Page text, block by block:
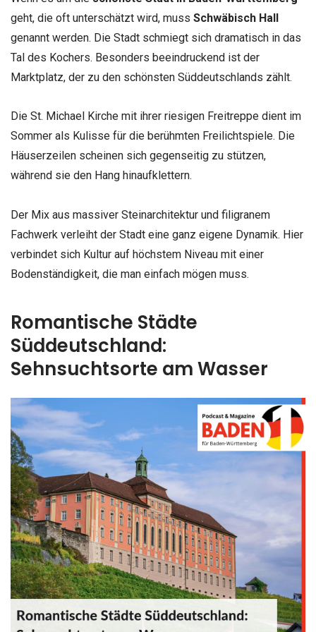
geht, die oft unterschätzt wird, muss Schwäbisch Hall
genannt werden. Die Stadt schmiegt sich dramatisch in das
Tal des Kochers. Besonders beeindruckend ist der
Marktplatz, der zu den schönsten Süddeutschlands zählt.
Die St. Michael Kirche mit ihrer riesigen Freitreppe dient im
Sommer als Kulisse für die berühmten Freilichtspiele. Die
Häuserzeilen scheinen sich gegenseitig zu stützen,
während sie den Hang hinaufklettern.
Der Mix aus massiver Steinarchitektur und filigranem
Fachwerk verleiht der Stadt eine ganz eigene Dynamik. Hier
verbindet sich Kultur auf höchstem Niveau mit einer
Bodenständigkeit, die man einfach mögen muss.
Romantische Städte
Süddeutschland:
Sehnsuchtsorte am Wasser